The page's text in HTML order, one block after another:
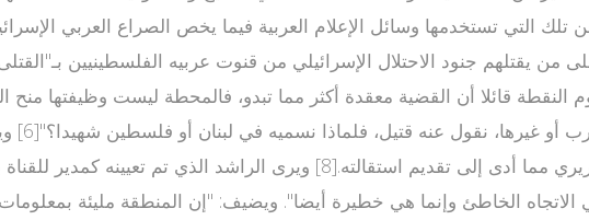
تلك التي تستخدمها وسائل الإعلام العربية فيما يخص الصراع العربي
النقطة قائلا أن القضية معقدة أكثر مما تبدو، فالمحطة ليست وظيفتها
في
الاتجاه الخاطئ وإنما هي خطيرة أيضا". ويضيف: "إن المنطقة مليئة